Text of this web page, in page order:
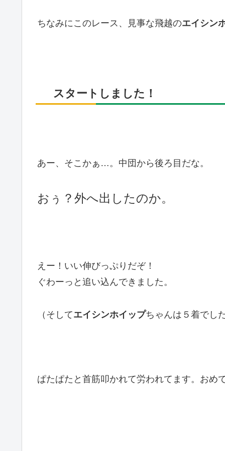
ちなみにこのレース、見事な飛越のエイシン
スタートしました！
あー、そこかぁ…。中団から後ろ目だな。
おぅ？外へ出したのか。
えー！いい伸びっぷりだぞ！
ぐわーっと追い込んできました。
（そしてエイシンホイップちゃんは５着でした
ぱたぱたと首筋叩かれて労われてます。おめ